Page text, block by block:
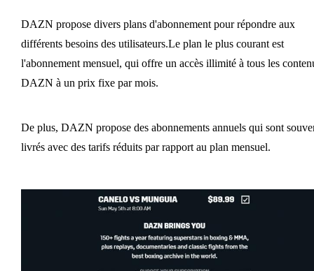
DAZN propose divers plans d'abonnement pour répondre aux
différents besoins des utilisateurs.Le plan le plus courant est
l'abonnement mensuel, qui offre un accès illimité à tous les
DAZN à un prix fixe par mois.
De plus, DAZN propose des abonnements annuels qui sont
livrés avec des tarifs réduits par rapport au plan mensuel.